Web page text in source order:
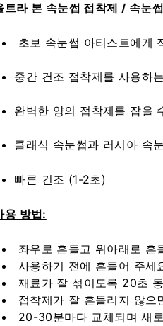
트라 본 속눈썹 접착제 / 속눈
초보 속눈썹 아티스트에게
중간 건조 접착제를 사용하
완벽한 양의 접착제를 잡을
클래식 속눈썹과 러시아 속
빠른 건조 (1-2초)
용 방법:
좌우로 흔들고 위아래로 흔
사용하기 전에 흔들어 주세
재료가 잘 섞이도록 20초
접착제가 잘 흔들리지 않으
20-30분마다 교체되며 새